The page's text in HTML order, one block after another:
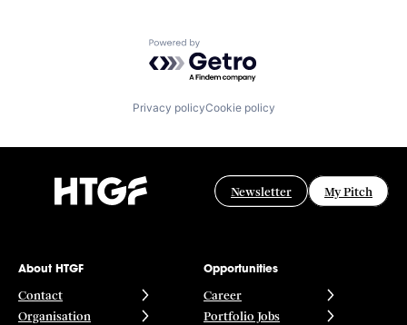
Powered by Getro.com
Privacy policyCookie policy
Newsletter My Pitch
About HTGF
Contact
Organisation
Opportunities
Career
Portfolio Jobs